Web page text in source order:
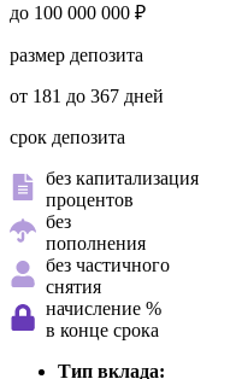
до 100 000 000 ₽
размер депозита
от 181 до 367 дней
срок депозита
без капитализация
процентов
без
пополнения
без частичного
снятия
начисление %
в конце срока
Тип вклада: